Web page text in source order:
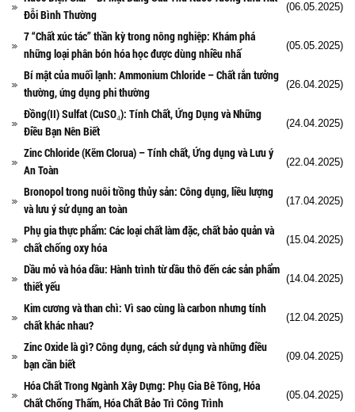
Đỗi Bình Thường
(06.05.2025)
7 “Chất xúc tác” thần kỳ trong nông nghiệp: Khám phá
những loại phân bón hóa học được dùng nhiều nhấ
(05.05.2025)
Bí mật của muối lạnh: Ammonium Chloride – Chất rắn tưởng
thường, ứng dụng phi thường
(26.04.2025)
Đồng(II) Sulfat (CuSO₄): Tính Chất, Ứng Dụng và Những
Điều Bạn Nên Biết
(24.04.2025)
Zinc Chloride (Kẽm Clorua) – Tính chất, Ứng dụng và Lưu ý
An Toàn
(22.04.2025)
Bronopol trong nuôi trồng thủy sản: Công dụng, liều lượng
và lưu ý sử dụng an toàn
(17.04.2025)
Phụ gia thực phẩm: Các loại chất làm đặc, chất bảo quản và
chất chống oxy hóa
(15.04.2025)
Dầu mỏ và hóa dầu: Hành trình từ dầu thô đến các sản phẩm
thiết yếu
(14.04.2025)
Kim cương và than chì: Vì sao cùng là carbon nhưng tính
chất khác nhau?
(12.04.2025)
Zinc Oxide là gì? Công dụng, cách sử dụng và những điều
bạn cần biết
(09.04.2025)
Hóa Chất Trong Ngành Xây Dựng: Phụ Gia Bê Tông, Hóa
Chất Chống Thấm, Hóa Chất Bảo Trì Công Trình
(05.04.2025)